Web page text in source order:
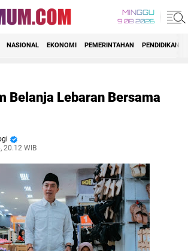
MINGGU
9 08 2026
NASIONAL EKONOMI PEMERINTAHAN PENDIDIKAN
Belanja Lebaran Bersama
20.12 WIB